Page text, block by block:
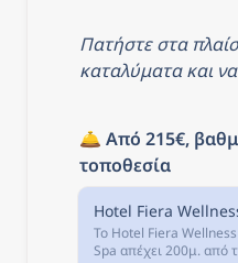
Πατήστε στα
καταλύματα και
🛎️ Από 215€,
τοποθεσία
Το Hotel Fiera
Spa απέχει 200μ. από